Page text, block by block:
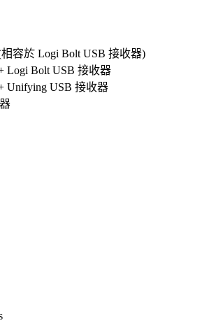
相容於 Logi Bolt USB 接收器)
Logi Bolt USB 接收器
Unifying USB 接收器